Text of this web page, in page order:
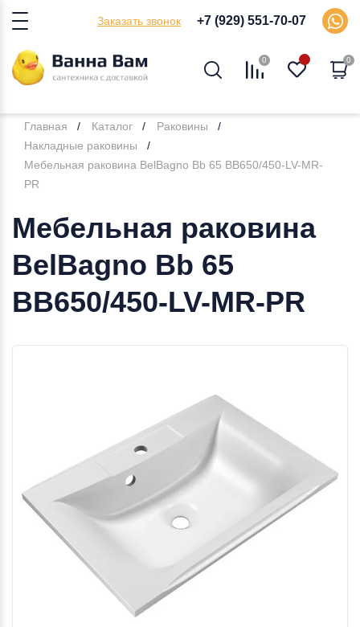
Заказать звонок +7 (929) 551-70-07
0 0
Главная Каталог
Раковины
Накладные раковины
Мебельная раковина BelBagno Bb 65 BB650/450-LV-MR-
PR
Мебельная раковина
BelBagno Bb 65
BB650/450-LV-MR-PR